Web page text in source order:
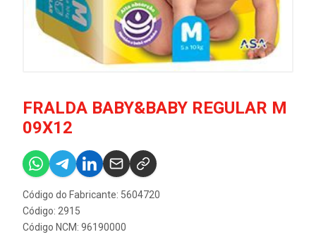
FRALDA BABY&BABY REGULAR M
09X12
Código do Fabricante: 5604720
Código: 2915
Código NCM: 96190000